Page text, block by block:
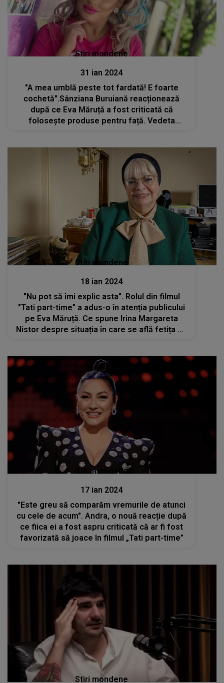
Stiri mondene
31 ian 2024
"A mea umblă peste tot fardată! E foarte
cochetă".Sânziana Buruiană reacționează
după ce Eva Măruță a fost criticată că
folosește produse pentru față. Vedeta
Stiri mondene
18 ian 2024
"Nu pot să îmi explic asta". Rolul din filmul
”Tati part-time” a adus-o în atenția publicului
pe Eva Măruță. Ce spune Irina Margareta
Nistor despre situația în care se află fetița de
Stiri mondene
17 ian 2024
"Este greu să comparăm vremurile de atunci
cu cele de acum". Andra, o nouă reacție după
ce fiica ei a fost aspru criticată că ar fi fost
favorizată să joace în filmul „Tati part-time”
Stiri mondene